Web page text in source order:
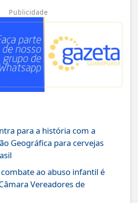
Publicidade
para a história com a
Geográfica para cervejas
ao abuso infantil é
Vereadores de